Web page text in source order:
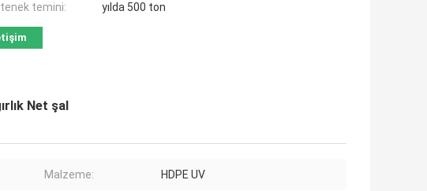
temini:
yılda 500 ton
Net şal
Malzeme: HDPE UV